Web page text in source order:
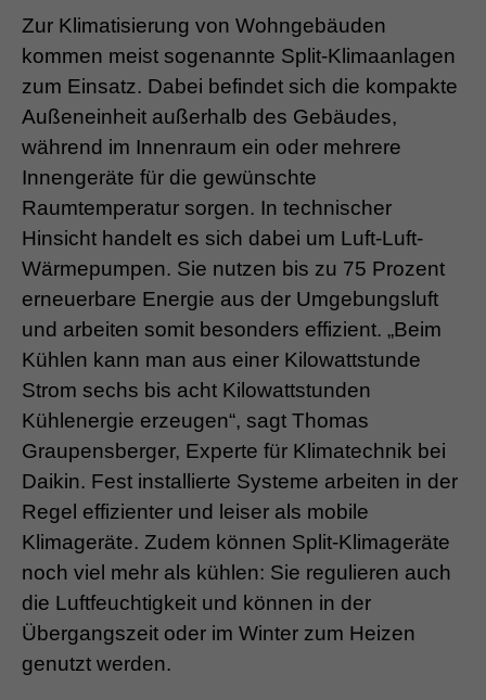
Zur Klimatisierung von Wohngebäuden
kommen meist sogenannte Split-Klimaanlagen
zum Einsatz. Dabei befindet sich die kompakte
Außeneinheit außerhalb des Gebäudes,
während im Innenraum ein oder mehrere
Innengeräte für die gewünschte
Raumtemperatur sorgen. In technischer
Hinsicht handelt es sich dabei um Luft-Luft-
Wärmepumpen. Sie nutzen bis zu 75 Prozent
erneuerbare Energie aus der Umgebungsluft
und arbeiten somit besonders effizient. „Beim
Kühlen kann man aus einer Kilowattstunde
Strom sechs bis acht Kilowattstunden
Kühlenergie erzeugen“, sagt Thomas
Graupensberger, Experte für Klimatechnik bei
Daikin. Fest installierte Systeme arbeiten in der
Regel effizienter und leiser als mobile
Klimageräte. Zudem können Split-Klimageräte
noch viel mehr als kühlen: Sie regulieren auch
die Luftfeuchtigkeit und können in der
Übergangszeit oder im Winter zum Heizen
genutzt werden.